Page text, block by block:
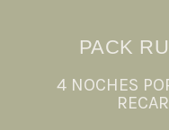
PACK
4 NOCHES